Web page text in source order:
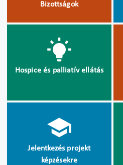
Bizottságok
Hospice és palliatív ellátás
Jelentkezés projekt
képzésekre